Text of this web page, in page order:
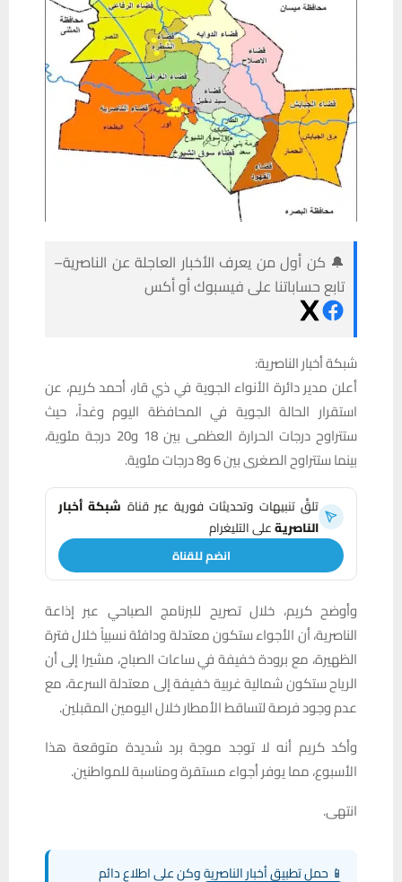
🔔 كن أول من يعرف الأخبار العاجلة عن الناصرية–
تابع حساباتنا على فيسبوك أو أكس
شبكة أخبار الناصرية:
أعلن مدير دائرة الأنواء الجوية في ذي قار، أحمد كريم، عن
استقرار الحالة الجوية في المحافظة اليوم وغداً، حيث
ستتراوح درجات الحرارة العظمى بين 18 و20 درجة مئوية،
بينما ستتراوح الصغرى بين 6 و8 درجات مئوية.
تلقَّ تنبيهات وتحديثات فورية عبر قناة شبكة أخبار
الناصريةعلى التليغرام
انضم للقناة
وأوضح كريم، خلال تصريح للبرنامج الصباحي عبر إذاعة
الناصرية، أن الأجواء ستكون معتدلة ودافئة نسبياً خلال فترة
الظهيرة، مع برودة خفيفة في ساعات الصباح، مشيرا إلى أن
الرياح ستكون شمالية غربية خفيفة إلى معتدلة السرعة، مع
عدم وجود فرصة لتساقط الأمطار خلال اليومين المقبلين.
وأكد كريم أنه لا توجد موجة برد شديدة متوقعة هذا
الأسبوع، مما يوفر أجواء مستقرة ومناسبة للمواطنين.
انتهى.
📱 حمل تطبيق أخبار الناصرية وكن على اطلاع دائم